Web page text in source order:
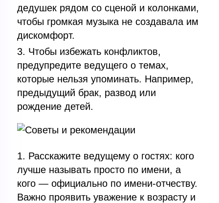
дедушек рядом со сценой и колонками,
чтобы громкая музыка не создавала им
дискомфорт.
Чтобы избежать конфликтов,
предупредите ведущего о темах,
которые нельзя упоминать. Например,
предыдущий брак, развод или
рождение детей.
Расскажите ведущему о гостях: кого
лучше называть просто по имени, а
кого — официально по имени-отчеству.
Важно проявить уважение к возрасту и